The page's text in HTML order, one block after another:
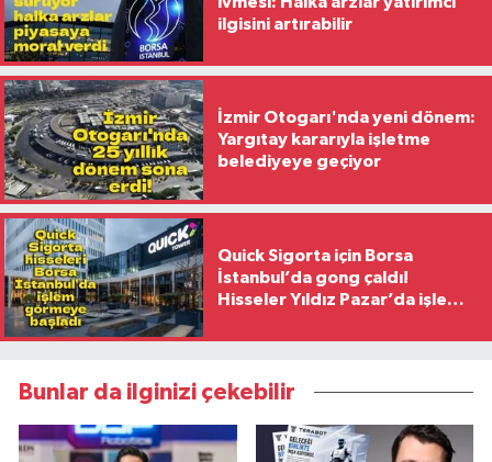
ilgisini artırabilir
İzmir Otogarı'nda yeni dönem:
Yargıtay kararıyla işletme
belediyeye geçiyor
Quick Sigorta için Borsa
İstanbul’da gong çaldı!
Hisseler Yıldız Pazar’da işlem
Bunlar da ilginizi çekebilir